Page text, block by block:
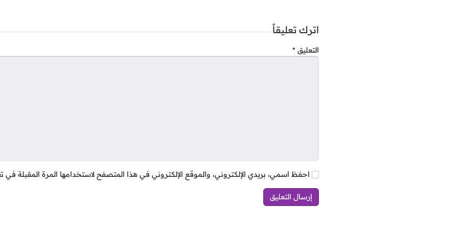
2- مطلوب مدير
الشروط:
مهارات قوية في التواصل والإقناع والبيع.
اترك تعليقاً
التعليق *
احفظ اسمي، بريدي الإلكتروني، والموقع الإلكتروني في هذا المتصفح لاستخدامها المرة المقبلة في